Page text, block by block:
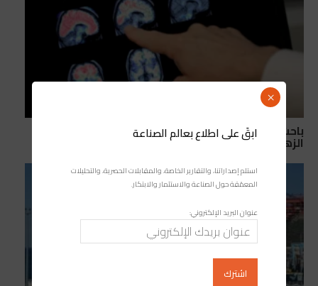
باحث مغربي يقود إنجازًا علميًا قد يغير طرق تشخيص
الزهايمر ابقَ على اطلاع بعالم الصناعة
استلم إصداراتنا، والتقارير الخاصة، والمقابلات الحصرية، والتحليلات
المعمّقة حول الصناعة والاستثمار والابتكار.
عنوان البريد الإلكتروني:
×